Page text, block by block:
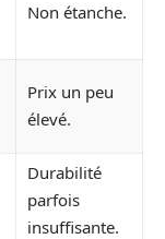
Non étanche.
Prix un peu
élevé.
Durabilité
parfois
insuffisante.